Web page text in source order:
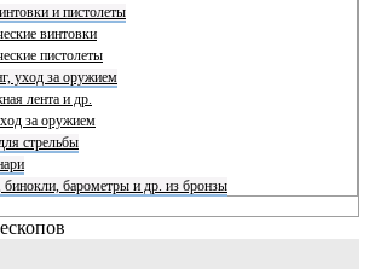
и пистолеты
винтовки
пистолеты
уход за оружием
лента и др.
за оружием
стрельбы
барометры и др. из бронзы